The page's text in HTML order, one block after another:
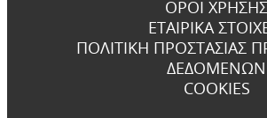
ΌΡΟΙ ΧΡΉΣΗΣ
ΕΤΑΙΡΙΚΆ
ΠΟΛΙΤΙΚΉ ΠΡΟΣΤΑΣΊΑΣ
ΔΕΔΟΜΈΝΩΝ
COOKIES